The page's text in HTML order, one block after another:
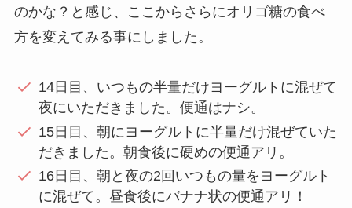
のかな？と感じ、ここからさらにオリゴ糖の食べ
方を変えてみる事にしました。
14日目、いつもの半量だけヨーグルトに混ぜて
夜にいただきました。便通はナシ。
15日目、朝にヨーグルトに半量だけ混ぜていた
だきました。朝食後に硬めの便通アリ。
16日目、朝と夜の2回いつもの量をヨーグルト
に混ぜて。昼食後にバナナ状の便通アリ！